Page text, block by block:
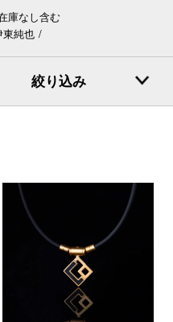
庫なし含む
東純也
絞り込み